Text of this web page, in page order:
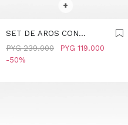
+
SET DE AROS CON
PERLAS DE AGUA DULCE
- PLATA DE LEY 925 -
PYG 119.000
PYG 239.000
50